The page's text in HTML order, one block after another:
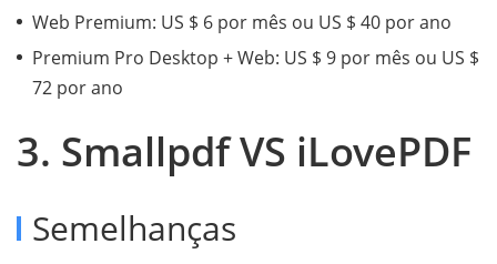
Web Premium: US $ 6 por mês ou US $ 40 por ano
Premium Pro Desktop + Web: US $ 9 por mês ou US $
72 por ano
3. Smallpdf VS iLovePDF
Semelhanças